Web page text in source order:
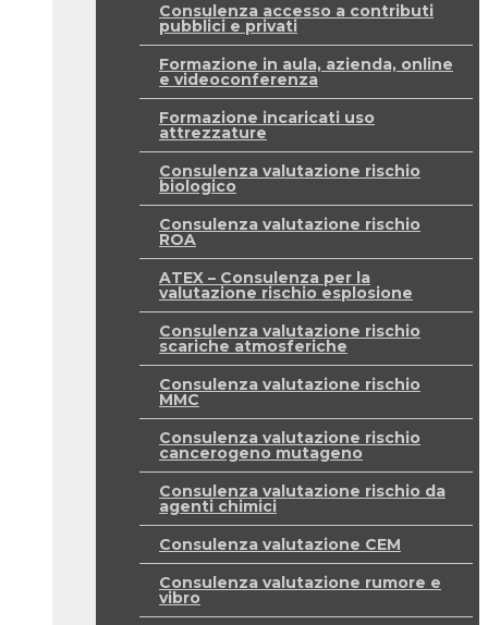
Consulenza accesso a contributi
pubblici e privati
Formazione in aula, azienda, online
e videoconferenza
Formazione incaricati uso
attrezzature
Consulenza valutazione rischio
biologico
Consulenza valutazione rischio
ROA
ATEX – Consulenza per la
valutazione rischio esplosione
Consulenza valutazione rischio
scariche atmosferiche
Consulenza valutazione rischio
MMC
Consulenza valutazione rischio
cancerogeno mutageno
Consulenza valutazione rischio da
agenti chimici
Consulenza valutazione CEM
Consulenza valutazione rumore e
vibro